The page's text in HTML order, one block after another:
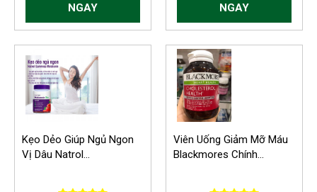
NGAY
NGAY
Kẹo Dẻo Giúp Ngủ Ngon
Vị Dâu Natrol...
Viên Uống Giảm Mỡ Máu
Blackmores Chính...